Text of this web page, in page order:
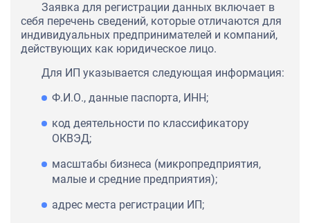
Заявка для регистрации данных включает в
себя перечень сведений, которые отличаются для
индивидуальных предпринимателей и компаний,
действующих как юридическое лицо.
Для ИП указывается следующая информация:
Ф.И.О., данные паспорта, ИНН;
код деятельности по классификатору
ОКВЭД;
масштабы бизнеса (микропредприятия,
малые и средние предприятия);
адрес места регистрации ИП;